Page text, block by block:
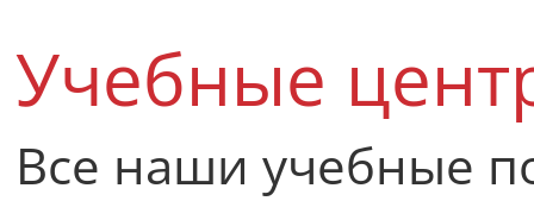
Учебные
Все наши учебные